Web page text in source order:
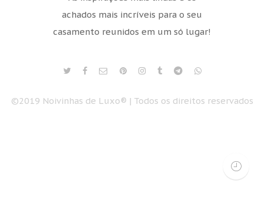
achados mais incríveis para o seu
casamento reunidos em um só lugar!
©2019 Noivinhas de Luxo® | Todos os direitos reservados